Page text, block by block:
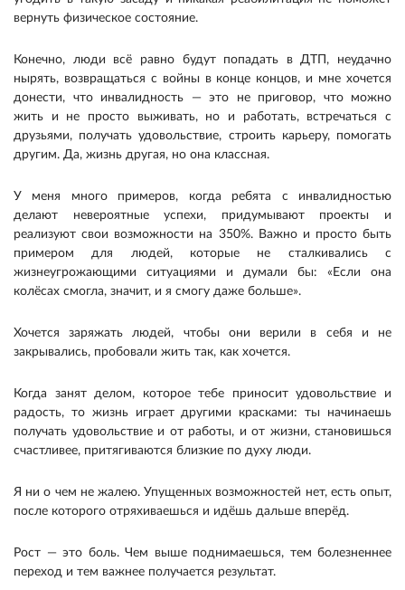
вернуть физическое состояние.
Конечно, люди всё равно будут попадать в ДТП, неудачно
нырять, возвращаться с войны в конце концов, и мне хочется
донести, что инвалидность — это не приговор, что можно
жить и не просто выживать, но и работать, встречаться с
друзьями, получать удовольствие, строить карьеру, помогать
другим. Да, жизнь другая, но она классная.
У меня много примеров, когда ребята с инвалидностью
делают невероятные успехи, придумывают проекты и
реализуют свои возможности на 350%. Важно и просто быть
примером для людей, которые не сталкивались с
жизнеугрожающими ситуациями и думали бы: «Если она
колёсах смогла, значит, и я смогу даже больше».
Хочется заряжать людей, чтобы они верили в себя и не
закрывались, пробовали жить так, как хочется.
Когда занят делом, которое тебе приносит удовольствие и
радость, то жизнь играет другими красками: ты начинаешь
получать удовольствие и от работы, и от жизни, становишься
счастливее, притягиваются близкие по духу люди.
Я ни о чем не жалею. Упущенных возможностей нет, есть опыт,
после которого отряхиваешься и идёшь дальше вперёд.
Рост — это боль. Чем выше поднимаешься, тем болезненнее
переход и тем важнее получается результат.